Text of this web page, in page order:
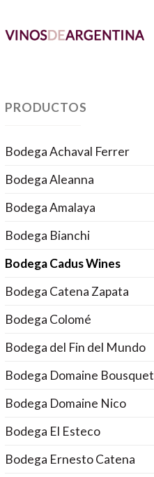
PRODUCTOS
Bodega Achaval Ferrer
Bodega Aleanna
Bodega Amalaya
Bodega Bianchi
Bodega Cadus Wines
Bodega Catena Zapata
Bodega Colomé
Bodega del Fin del Mundo
Bodega Domaine Bousquet
Bodega Domaine Nico
Bodega El Esteco
Bodega Ernesto Catena